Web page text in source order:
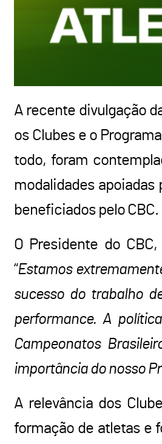
A recente divulgação
os Clubes e o
todo, foram
modalidades apoiadas
beneficiados pelo CBC.
O Presidente do
“Estamos
sucesso do trabalho
performance. A
Campeonatos
importância do nosso
A relevância dos
formação de atletas e